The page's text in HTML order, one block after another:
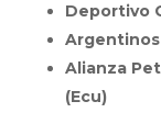
Deportivo
Alianza
(Ecu)